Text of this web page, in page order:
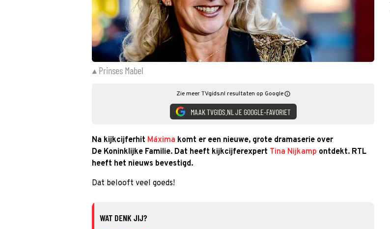
Prinses Mabel
Zie meer TVgids.nl resultaten op Google
MAAK TVGIDS.NL JE GOOGLE-FAVORIET
Na kijkcijferhit Máxima komt er een nieuwe, grote dramaserie over
De Koninklijke Familie. Dat heeft kijkcijferexpert Tina Nijkamp ontdekt. RTL
heeft het nieuws bevestigd.
Dat belooft veel goeds!
WAT DENK JIJ?